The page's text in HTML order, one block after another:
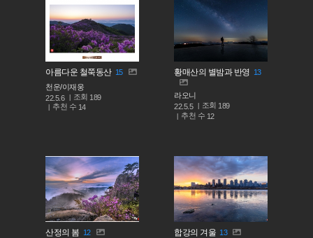
아름다운 철쭉동산 15
천운/이재웅
22.5.6
조회 189
추천 수 14
황매산의 별밤과 반영 13
라오니
22.5.5
조회 189
추천 수 12
산정의 봄 12
합강의 겨울 13